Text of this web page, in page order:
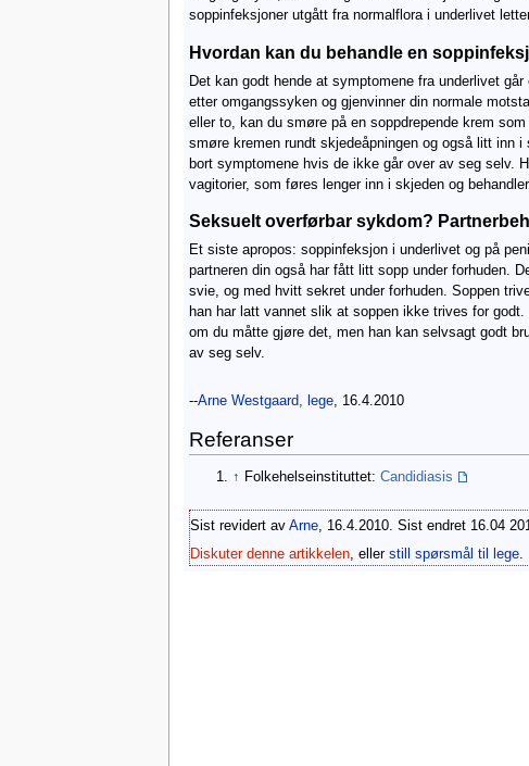
soppinfeksjoner utgått fra normalflora i underlivet
Hvordan kan du behandle en
Det kan godt hende at symptomene fra underlivet
etter omgangssyken og gjenvinner din normale
eller to, kan du smøre på en soppdrepende krem
smøre kremen rundt skjedeåpningen og også litt inn
bort symptomene hvis de ikke går over av seg selv.
vagitorier, som føres lenger inn i skjeden og
Seksuelt overførbar sykdom?
Et siste apropos: soppinfeksjon i underlivet og på
partneren din også har fått litt sopp under forhuden.
svie, og med hvitt sekret under forhuden. Soppen
han har latt vannet slik at soppen ikke trives for
om du måtte gjøre det, men han kan selvsagt godt
av seg selv.
--Arne Westgaard, lege, 16.4.2010
Referanser
↑ Folkehelseinstituttet:Candidiasis
Sist revidert av Arne, 16.4.2010. Sist endret 16.04
Diskuter denne artikkelen, eller still spørsmål til lege.